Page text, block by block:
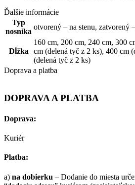
Ďalšie informácie
Typ
nosníka
otvorený – na stenu, zatvorený
Dĺžka
160 cm, 200 cm, 240 cm, 300
cm (delená tyč z 2 ks), 400 cm
(delená tyč z 2 ks)
Doprava a platba
DOPRAVA A PLATBA
Doprava:
Kuriér
Platba:
a) na dobierku – Dodanie do miesta